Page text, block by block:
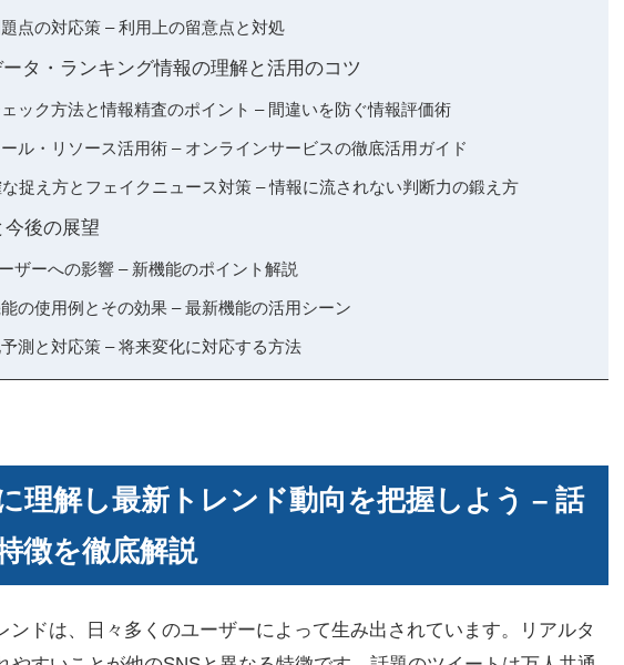
点の対応策 – 利用上の留意点と対処
タ・ランキング情報の理解と活用のコツ
ック方法と情報精査のポイント – 間違いを防ぐ情報評価術
ル・リソース活用術 – オンラインサービスの徹底活用ガイド
捉え方とフェイクニュース対策 – 情報に流されない判断力の鍛え方
今後の展望
ザーへの影響 – 新機能のポイント解説
の使用例とその効果 – 最新機能の活用シーン
測と対応策 – 将来変化に対応する方法
理解し最新トレンド動向を把握しよう – 話
徴を徹底解説
ンドは、日々多くのユーザーによって生み出されています。リアルタ